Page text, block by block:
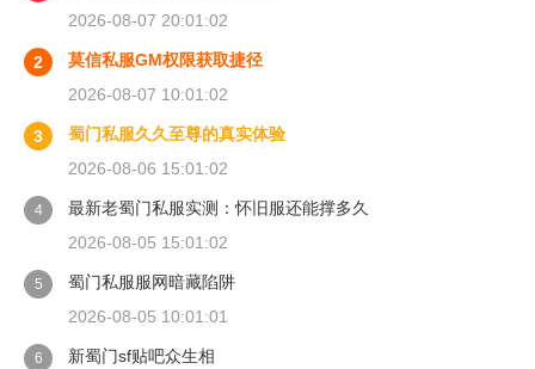
2026-08-07 20:01:02
2
莫信私服GM权限获取捷径
2026-08-07 10:01:02
3
蜀门私服久久至尊的真实体验
2026-08-06 15:01:02
4
最新老蜀门私服实测：怀旧服还能撑多久
2026-08-05 15:01:02
5
蜀门私服服网暗藏陷阱
2026-08-05 10:01:01
6
新蜀门sf贴吧众生相